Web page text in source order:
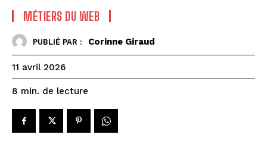
MÉTIERS DU WEB
PUBLIÉ PAR : Corinne Giraud
11 avril 2026
8 min. de lecture